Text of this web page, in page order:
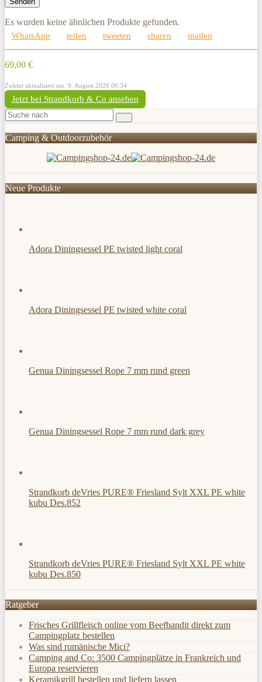
Es wurden keine ähnlichen Produkte gefunden.
WhatsApp teilen tweeten sharen mailen
69,00 €
Zuletzt aktualisiert am: 9. August 2026 06:34
Jetzt bei Strandkorb & Co ansehen
Camping & Outdoorzubehör
Neue Produkte
Adora Diningsessel PE twisted light coral
Adora Diningsessel PE twisted white coral
Genua Diningsessel Rope 7 mm rund green
Genua Diningsessel Rope 7 mm rund dark grey
Strandkorb deVries PURE® Friesland Sylt XXL PE white
kubu Des.852
Strandkorb deVries PURE® Friesland Sylt XXL PE white
kubu Des.850
Ratgeber
Frisches Grillfleisch online vom Beefbandit direkt zum
Campingplatz bestellen
Was sind rumänische Mici?
Camping and Co: 3500 Campingplätze in Frankreich und
Europa reservieren
Keramikgrill bestellen und liefern lassen